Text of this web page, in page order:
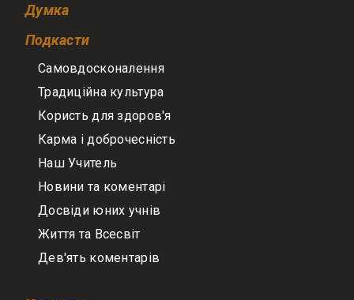
Думка
Подкасти
Самовдосконалення
Традиційна культура
Користь для здоров'я
Карма і доброчесність
Наш Учитель
Новини та коментарі
Досвіди юних учнів
Життя та Всесвіт
Дев'ять коментарів